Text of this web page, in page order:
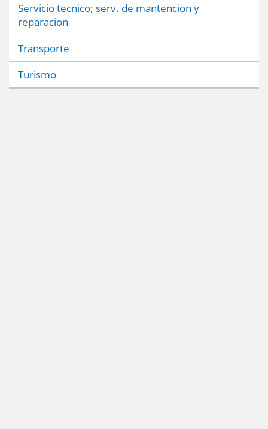
Servicio tecnico; serv. de mantencion y
reparacion
Transporte
Turismo